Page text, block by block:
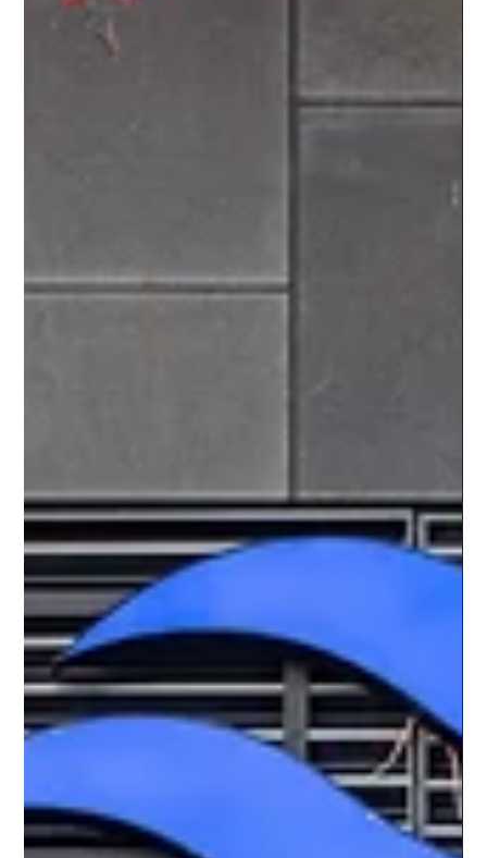
富含優質蛋白質、Omega-3 健康油脂以及豐富的纖維。無論是作